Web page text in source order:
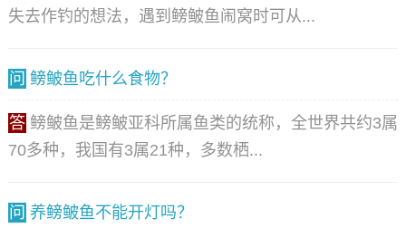
失去作钓的想法，遇到鳑鲏鱼闹窝时可从...
问 鳑鲏鱼吃什么食物？
答 鳑鲏鱼是鳑鲏亚科所属鱼类的统称，全世界共约3属
70多种，我国有3属21种，多数栖...
问 养鳑鲏鱼不能开灯吗？